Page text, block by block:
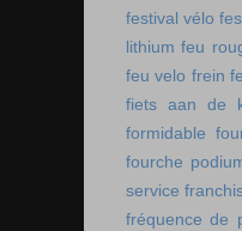
festival vélo
lithium feu
feu velo frein
fiets aan de
formidable
fourche
service
fréquence de